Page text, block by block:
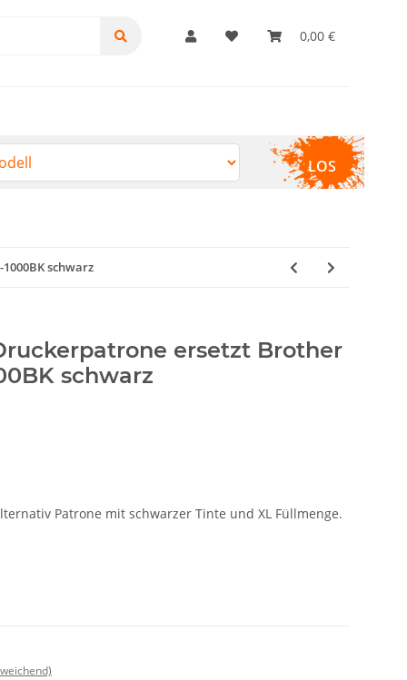
0,00 €
LOS
schwarz
ersetzt Brother
schwarz
Patrone mit schwarzer Tinte und XL Füllmenge.